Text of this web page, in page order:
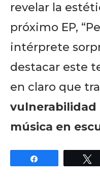
revelar la
próximo EP,
intérprete
destacar este
en claro que
vulnerabilidad
música en